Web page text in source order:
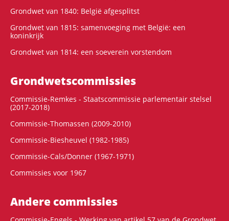
Grondwet van 1840: België afgesplitst
Grondwet van 1815: samenvoeging met België: een
koninkrijk
Grondwet van 1814: een soeverein vorstendom
Grondwets­commissies
Commissie-Remkes - Staatscommissie parlementair stelsel
(2017-2018)
Commissie-Thomassen (2009-2010)
Commissie-Biesheuvel (1982-1985)
Commissie-Cals/Donner (1967-1971)
Commissies voor 1967
Andere commissies